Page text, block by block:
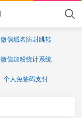
微信域名防封跳转
微信加粉统计系统
个人免签码支付